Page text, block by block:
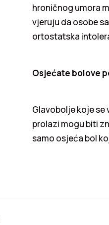
hroničnog umora
vjeruju da osobe
ortostatska
Osjećate bolove
Glavobolje koje se
prolazi mogu biti
samo osjeća bol